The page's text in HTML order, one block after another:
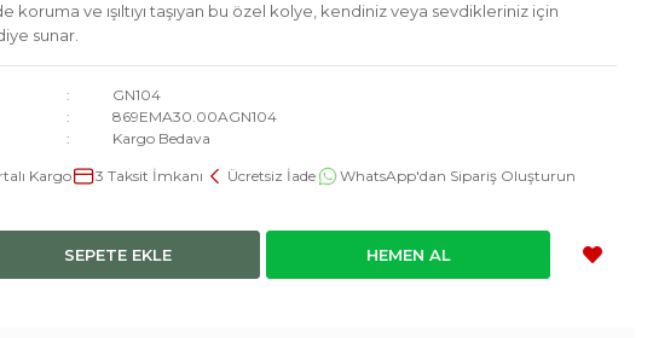
koruma ve ışıltıyı taşıyan bu özel kolye, kendiniz veya sevdikleriniz için
sunar.
GN104
869EMA30.00AGN104
Kargo Bedava
Kargo 3 Taksit İmkanı Ücretsiz İade WhatsApp'dan Sipariş Oluşturun
SEPETE EKLE HEMEN AL